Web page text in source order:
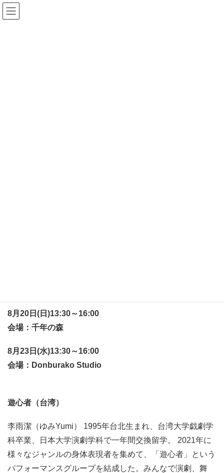
8月20日(日)13:30～16:00
会場：千年の森
8月23日(水)13:30～16:00
会場：Donburako Studio
遊心者（台湾）
李雨潔（ゆみYumi） 1995年台北生まれ、台湾大学戯劇学
科卒業、日本大学演劇学科で一年間交換留学。 2021年に
様々なジャンルの身体表現者を集めて、「遊心者」という
パフォーマンスグループを結成した。みんなで演劇、舞